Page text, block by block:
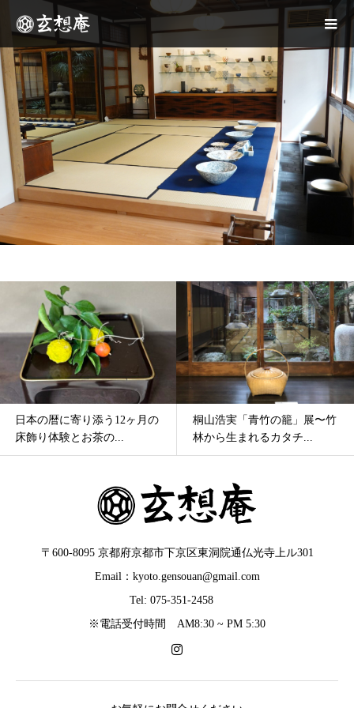
日本の暦に寄り添う12ヶ月の
床飾り体験とお茶の...
桐山浩実「青竹の籠」展〜竹
林から生まれるカタチ...
〒600-8095 京都府京都市下京区東洞院通仏光寺上ル301
Email：kyoto.gensouan@gmail.com
Tel: 075-351-2458
※電話受付時間 AM8:30 ~ PM 5:30